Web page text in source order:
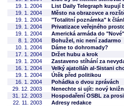
19. 1. 2004
List Daily Telegraph kupují
19. 1. 2004
Město na obrazovce a
19. 1. 2004
"Totalitní poznámka" k
19. 1. 2004
Privatizace veřejného
19. 1. 2004
Americká armáda do
8. 1. 2004
Bohužel, nic není zadarmo
10. 1. 2004
Dáme to dohromady?
17. 1. 2004
Držet hubu a krok
19. 1. 2004
Zastaveno stíhání za
16. 1. 2004
Velký ajatolláh al-Sistani
19. 1. 2004
Útěk před politikou
16. 1. 2004
Pohádka o dvou zprávách
29. 12. 2003
Nenechte si ujít: nový
31. 12. 2003
Hospodaření OSBL za
22. 11. 2003
Adresy redakce